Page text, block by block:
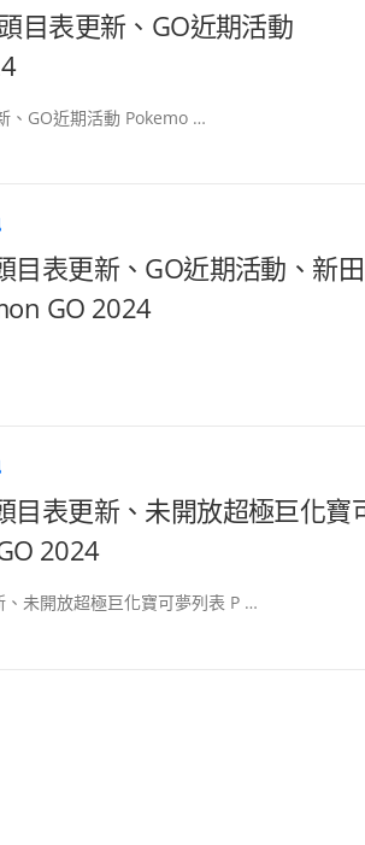
目表更新、GO近期活動
、GO近期活動 Pokemo …
目表更新、GO近期活動、新田
GO 2024
目表更新、未開放超極巨化寶
2024
未開放超極巨化寶可夢列表 P …